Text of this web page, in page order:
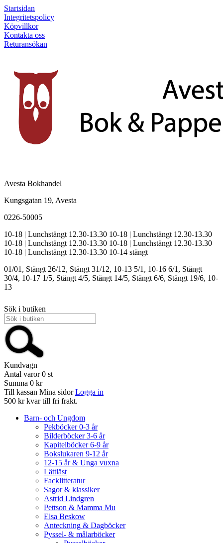
Startsidan
Integritetspolicy
Köpvillkor
Kontakta oss
Returansökan
Avesta Bokhandel
Kungsgatan 19, Avesta
0226-50005
10-18 | Lunchstängt 12.30-13.30 10-18 | Lunchstängt 12.30-13.30
10-18 | Lunchstängt 12.30-13.30 10-18 | Lunchstängt 12.30-13.30
10-18 | Lunchstängt 12.30-13.30 10-14 stängt
01/01, Stängt 26/12, Stängt 31/12, 10-13 5/1, 10-16 6/1, Stängt
30/4, 10-17 1/5, Stängt 4/5, Stängt 14/5, Stängt 6/6, Stängt 19/6, 10-
13
Sök i butiken
Kundvagn
Antal varor 0 st
Summa 0 kr
Till kassan Mina sidor Logga in
500 kr kvar till fri frakt.
Barn- och Ungdom
Pekböcker 0-3 år
Bilderböcker 3-6 år
Kapitelböcker 6-9 år
Bokslukaren 9-12 år
12-15 år & Unga vuxna
Lättläst
Facklitteratur
Sagor & klassiker
Astrid Lindgren
Pettson & Mamma Mu
Elsa Beskow
Anteckning & Dagböcker
Pyssel- & målarböcker